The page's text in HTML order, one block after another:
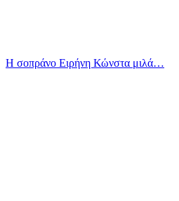
Η σοπράνο Ειρήνη Κώνστα μιλά…